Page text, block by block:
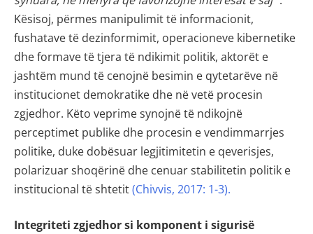
Kësisoj, përmes manipulimit të informacionit,
fushatave të dezinformimit, operacioneve kibernetike
dhe formave të tjera të ndikimit politik, aktorët e
jashtëm mund të cenojnë besimin e qytetarëve në
institucionet demokratike dhe në vetë procesin
zgjedhor. Këto veprime synojnë të ndikojnë
perceptimet publike dhe procesin e vendimmarrjes
politike, duke dobësuar legjitimitetin e qeverisjes,
polarizuar shoqërinë dhe cenuar stabilitetin politik e
institucional të shtetit(Chivvis, 2017: 1-3).
Integriteti zgjedhor si komponent i sigurisë